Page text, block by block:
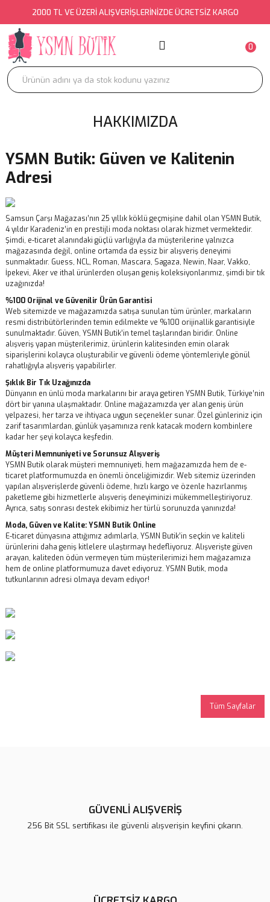
2000 TL VE ÜZERİ ALIŞVERİŞLERİNİZDE ÜCRETSİZ KARGO
0
HAKKIMIZDA
YSMN Butik: Güven ve Kalitenin
Adresi
Samsun Çarşı Mağazası’nın 25 yıllık köklü geçmişine dahil olan YSMN Butik,
4 yıldır Karadeniz’in en prestijli moda noktası olarak hizmet vermektedir.
Şimdi, e-ticaret alanındaki güçlü varlığıyla da müşterilerine yalnızca
mağazasında değil, online ortamda da eşsiz bir alışveriş deneyimi
sunmaktadır. Guess, NCL, Roman, Mascara, Sagaza, Newin, Naar, Vakko,
İpekevi, Aker ve ithal ürünlerden oluşan geniş koleksiyonlarımız, şimdi bir tık
uzağınızda!
%100 Orijinal ve Güvenilir Ürün Garantisi
Web sitemizde ve mağazamızda satışa sunulan tüm ürünler, markaların
resmi distribütörlerinden temin edilmekte ve %100 orijinallik garantisiyle
sunulmaktadır. Güven, YSMN Butik’in temel taşlarından biridir. Online
alışveriş yapan müşterilerimiz, ürünlerin kalitesinden emin olarak
siparişlerini kolayca oluşturabilir ve güvenli ödeme yöntemleriyle gönül
rahatlığıyla alışveriş yapabilirler.
Şıklık Bir Tık Uzağınızda
Dünyanın en ünlü moda markalarını bir araya getiren YSMN Butik, Türkiye’nin
dört bir yanına ulaşmaktadır. Online mağazamızda yer alan geniş ürün
yelpazesi, her tarza ve ihtiyaca uygun seçenekler sunar. Özel günleriniz için
zarif tasarımlardan, günlük yaşamınıza renk katacak modern kombinlere
kadar her şeyi kolayca keşfedin.
Müşteri Memnuniyeti ve Sorunsuz Alışveriş
YSMN Butik olarak müşteri memnuniyeti, hem mağazamızda hem de e-
ticaret platformumuzda en önemli önceliğimizdir. Web sitemiz üzerinden
yapılan alışverişlerde güvenli ödeme, hızlı kargo ve özenle hazırlanmış
paketleme gibi hizmetlerle alışveriş deneyiminizi mükemmelleştiriyoruz.
Ayrıca, satış sonrası destek ekibimiz her türlü sorunuzda yanınızda!
Moda, Güven ve Kalite: YSMN Butik Online
E-ticaret dünyasına attığımız adımlarla, YSMN Butik’in seçkin ve kaliteli
ürünlerini daha geniş kitlelere ulaştırmayı hedefliyoruz. Alışverişte güven
arayan, kaliteden ödün vermeyen tüm müşterilerimizi hem mağazamıza
hem de online platformumuza davet ediyoruz. YSMN Butik, moda
tutkunlarının adresi olmaya devam ediyor!
Tüm Sayfalar
GÜVENLİ ALIŞVERİŞ
256 Bit SSL sertifikası ile güvenli alışverişin keyfini çıkarın.
Geri Dön
ÜST GİYİM
ATLET
CROP
ELBİSE
GÖMLEK
HIRKA
KAZAK
T-SHIRT
TUNİK
Geri Dön
ALT GİYİM
EŞOFMAN ALTI
PANTOLON
ŞORT
TAKIM
TAYT
TULUM
Geri Dön
DIŞ GİYİM
BOMBER
TRENÇKOT
YELEK